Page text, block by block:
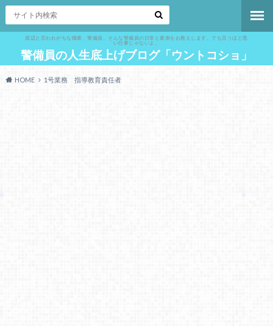
底辺と言われがちな職業、警備員。そんな警備員の日常と裏側をお教えします。でも言うほど悪
い仕事じゃないよ。
警備員の人生底上げブログ「ウントコショ」
HOME 1号業務 指導教育責任者